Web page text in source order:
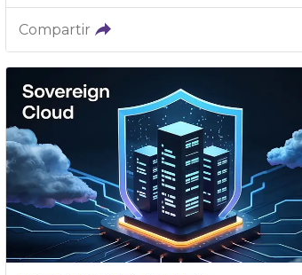
Compartir